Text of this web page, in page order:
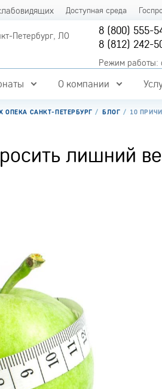
Доступная среда
Петербург, ЛО
8 (800) 555-
8 (812) 242-
Режим работы:
О компании
САНКТ-ПЕТЕРБУРГ БЛОГ 10
лишний